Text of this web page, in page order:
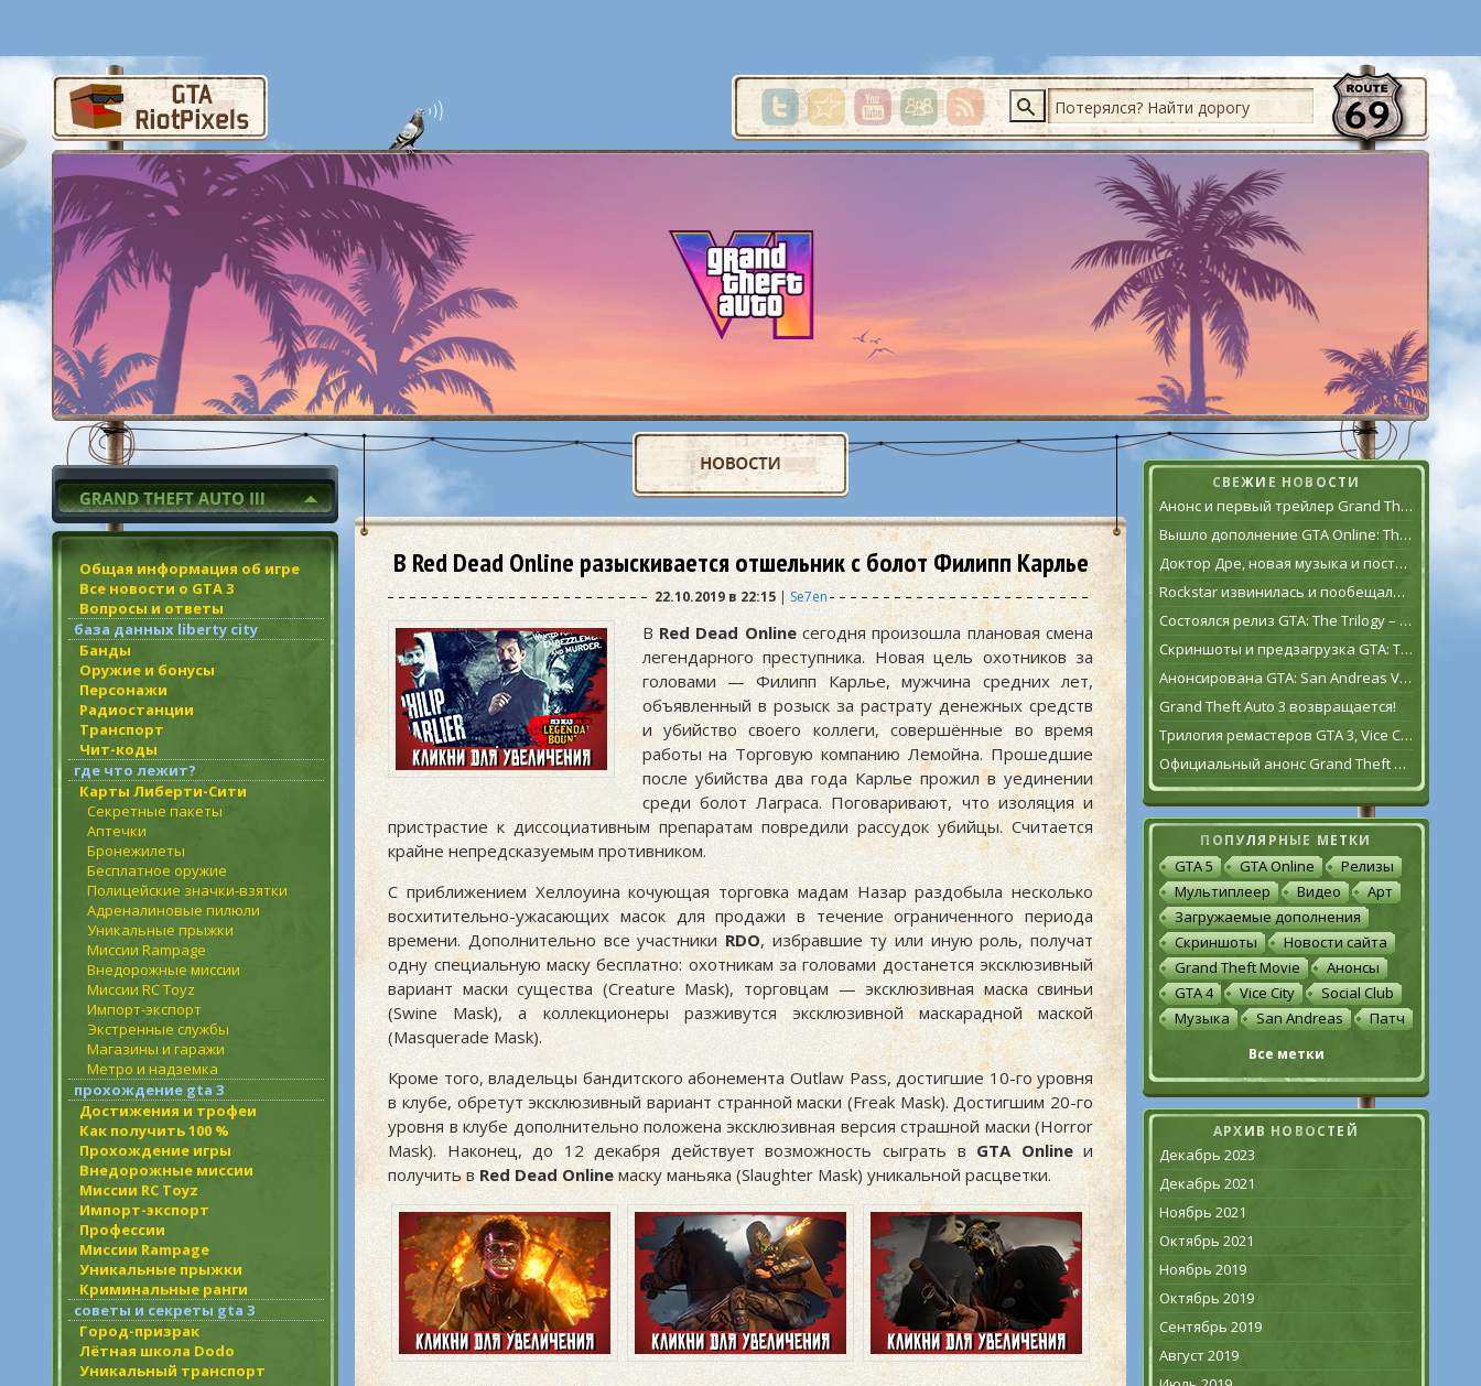
Поиск
Общая информация об игре
Все новости о GTA 3
Вопросы и ответы
база данных liberty city
Банды
Оружие и бонусы
Персонажи
Радиостанции
Транспорт
Чит-коды
где что лежит?
Карты Либерти-Сити
Секретные пакеты
Аптечки
Бронежилеты
Бесплатное оружие
Полицейские значки-взятки
Адреналиновые пилюли
Уникальные прыжки
Миссии Rampage
Внедорожные миссии
Миссии RC Toyz
Импорт-экспорт
Экстренные службы
Магазины и гаражи
Метро и надземка
прохождение gta 3
Достижения и трофеи
Как получить 100 %
Прохождение игры
Внедорожные миссии
Миссии RC Toyz
Импорт-экспорт
Профессии
Миссии Rampage
Уникальные прыжки
Криминальные ранги
советы и секреты gta 3
Город-призрак
Лётная школа Dodo
Уникальный транспорт
В Red Dead Online разыскивается отшельник с болот Филипп Карлье
22.10.2019 в 22:15| Se7en
В Red Dead Onlineсегодня произошла плановая смена
легендарного преступника. Новая цель охотников за
головами — Филипп Карлье, мужчина средних лет,
объявленный в розыск за растрату денежных средств
и убийство своего коллеги, совершённые во время
работы на Торговую компанию Лемойна. Прошедшие
после убийства два года Карлье прожил в уединении
среди болот Лаграса. Поговаривают, что изоляция и
пристрастие к диссоциативным препаратам повредили рассудок убийцы. Считается
крайне непредсказуемым противником.
С приближением Хеллоуина кочующая торговка мадам Назар раздобыла несколько
восхитительно-ужасающих масок для продажи в течение ограниченного периода
времени. Дополнительно все участникиRDO, избравшие ту или иную роль, получат
одну специальную маску бесплатно: охотникам за головами достанется эксклюзивный
вариант маски существа (Creature Mask), торговцам — эксклюзивная маска свиньи
(Swine Mask), а коллекционеры разживутся эксклюзивной маскарадной маской
(Masquerade Mask).
Кроме того, владельцы бандитского абонемента Outlaw Pass, достигшие 10-го уровня
в клубе, обретут эксклюзивный вариант странной маски (Freak Mask). Достигшим 20-го
уровня в клубе дополнительно положена эксклюзивная версия страшной маски (Horror
Mask). Наконец, до 12 декабря действует возможность сыграть вGTA Onlineи
получить вRed Dead Onlineмаску маньяка (Slaughter Mask) уникальной расцветки.
СВЕЖИЕ НОВОСТИ
Анонс и первый трейлер Grand Theft Auto VI
Вышло дополнение GTA Online: The Contract
Доктор Дре, новая музыка и постаревший Франклин Клинтон в дополнении GTA Online: The Contract
Rockstar извинилась и пообещала исправить GTA: The Trilogy – The Definitive Edition [обновлено]
Состоялся релиз GTA: The Trilogy – The Definitive Edition
Скриншоты и предзагрузка GTA: The Trilogy – The Definitive Edition
Анонсирована GTA: San Andreas VR для Oculus Quest 2
Grand Theft Auto 3 возвращается!
Трилогия ремастеров GTA 3, Vice City и San Andreas выйдет 11 ноября
Официальный анонс Grand Theft Auto: The Trilogy – The Definitive Edition
ПОПУЛЯРНЫЕ МЕТКИ
GTA 5 GTA Online
Релизы
Мультиплеер
Видео
Арт
Загружаемые дополнения
Скриншоты
Новости сайта
Grand Theft Movie
Анонсы
GTA 4
Vice City
Social Club
Музыка
San Andreas Патч
Все метки
АРХИВ НОВОСТЕЙ
Декабрь 2023
Декабрь 2021
Ноябрь 2021
Октябрь 2021
Ноябрь 2019
Октябрь 2019
Сентябрь 2019
Август 2019